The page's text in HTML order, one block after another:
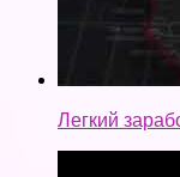
Легкий